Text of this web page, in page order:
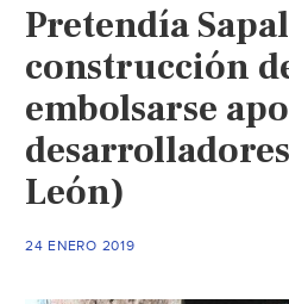
Pretendía
construcción
embolsarse
León)
24 ENERO 2019